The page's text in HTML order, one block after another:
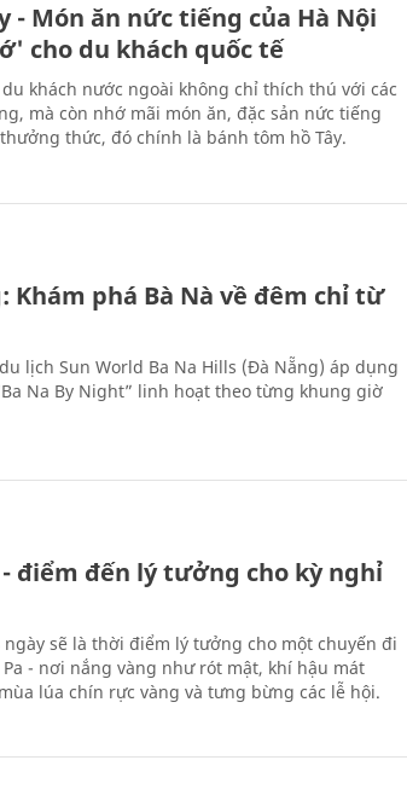
- Món ăn nức tiếng của Hà Nội
cho du khách quốc tế
khách nước ngoài không chỉ thích thú với các
mà còn nhớ mãi món ăn, đặc sản nức tiếng
thức, đó chính là bánh tôm hồ Tây.
Khám phá Bà Nà về đêm chỉ từ
lịch Sun World Ba Na Hills (Đà Nẵng) áp dụng
Na By Night” linh hoạt theo từng khung giờ
- điểm đến lý tưởng cho kỳ nghỉ
sẽ là thời điểm lý tưởng cho một chuyến đi
- nơi nắng vàng như rót mật, khí hậu mát
lúa chín rực vàng và tưng bừng các lễ hội.